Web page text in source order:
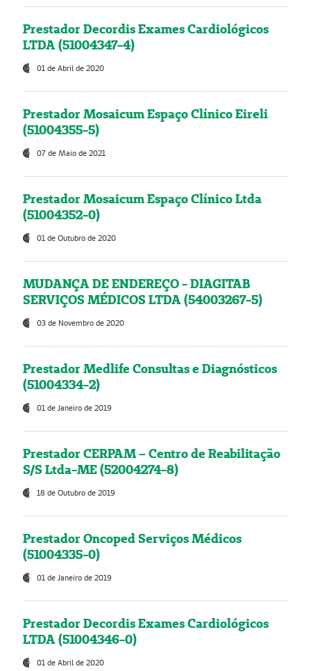
Prestador Decordis Exames Cardiológicos
LTDA (51004347-4)
01 de Abril de 2020
Prestador Mosaicum Espaço Clínico Eireli
(51004355-5)
07 de Maio de 2021
Prestador Mosaicum Espaço Clínico Ltda
(51004352-0)
01 de Outubro de 2020
MUDANÇA DE ENDEREÇO - DIAGITAB
SERVIÇOS MÉDICOS LTDA (54003267-5)
03 de Novembro de 2020
Prestador Medlife Consultas e Diagnósticos
(51004334-2)
01 de Janeiro de 2019
Prestador CERPAM – Centro de Reabilitação
S/S Ltda-ME (52004274-8)
18 de Outubro de 2019
Prestador Oncoped Serviços Médicos
(51004335-0)
01 de Janeiro de 2019
Prestador Decordis Exames Cardiológicos
LTDA (51004346-0)
01 de Abril de 2020